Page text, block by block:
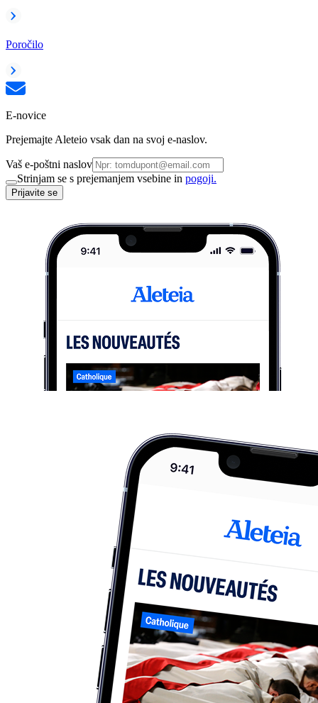
Poročilo
E-novice
Prejemajte Aleteio vsak dan na svoj e-naslov.
Vaš e-poštni naslov
Strinjam se s prejemanjem vsebine in pogoji.
Prijavite se